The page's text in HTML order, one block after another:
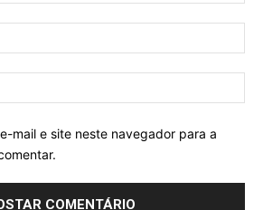
mail e site neste navegador para a